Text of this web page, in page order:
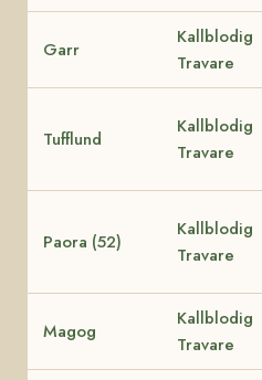
Garr
Kallblodig
Travare
Tufflund
Kallblodig
Travare
Paora (52)
Kallblodig
Travare
Magog
Kallblodig
Travare